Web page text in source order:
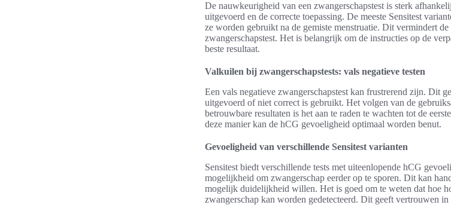
De nauwkeurigheid van een zwangerschapstest is sterk
uitgevoerd en de correcte toepassing. De meeste Sensitest
ze worden gebruikt na de gemiste menstruatie. Dit vermindert
zwangerschapstest. Het is belangrijk om de instructies op de
beste resultaat.
Valkuilen bij zwangerschapstests: vals negatieve testen
Een vals negatieve zwangerschapstest kan frustrerend zijn. Dit
uitgevoerd of niet correct is gebruikt. Het volgen van de
betrouwbare resultaten is het aan te raden te wachten tot de
deze manier kan de hCG gevoeligheid optimaal worden benut.
Gevoeligheid van verschillende Sensitest varianten
Sensitest biedt verschillende tests met uiteenlopende hCG
mogelijkheid om zwangerschap eerder op te sporen. Dit kan
mogelijk duidelijkheid willen. Het is goed om te weten dat hoe
zwangerschap kan worden gedetecteerd. Dit geeft vertrouwen